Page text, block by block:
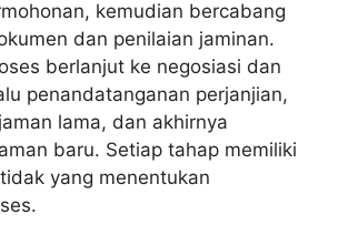
kemudian bercabang
dan penilaian jaminan.
berlanjut ke negosiasi dan
penandatanganan perjanjian,
lama, dan akhirnya
baru. Setiap tahap memiliki
yang menentukan